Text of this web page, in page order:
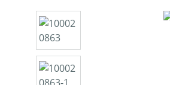
Bildergalerie überspringen